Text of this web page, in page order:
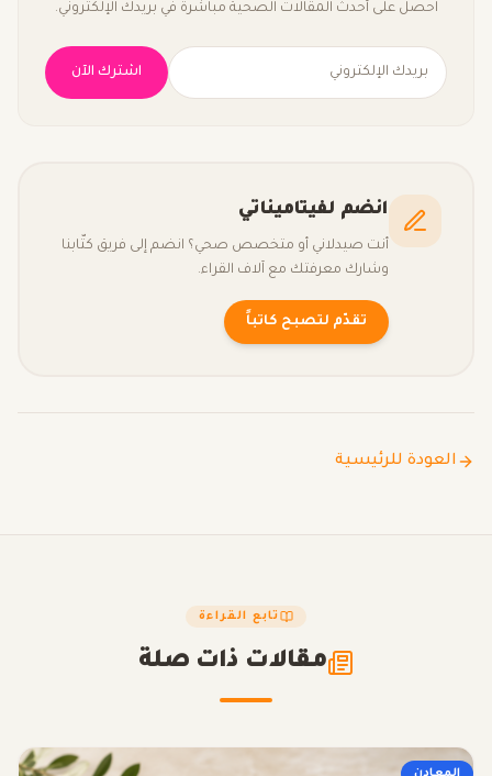
احصل على أحدث المقالات الصحية مباشرة في بريدك الإلكتروني.
اشترك الآن
انضم لفيتاميناتي
أنت صيدلاني أو متخصص صحي؟ انضم إلى فريق كتّابنا
وشارك معرفتك مع آلاف القراء.
تقدّم لتصبح كاتباً
العودة للرئيسية
تابع القراءة
مقالات ذات صلة